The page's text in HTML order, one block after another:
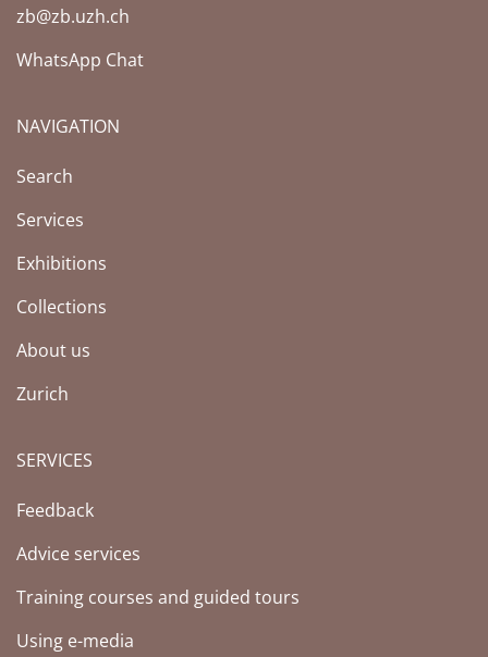
zb@zb.uzh.ch
WhatsApp Chat
NAVIGATION
Search
Services
Exhibitions
Collections
About us
Zurich
SERVICES
Feedback
Advice services
Training courses and guided tours
Using e-media